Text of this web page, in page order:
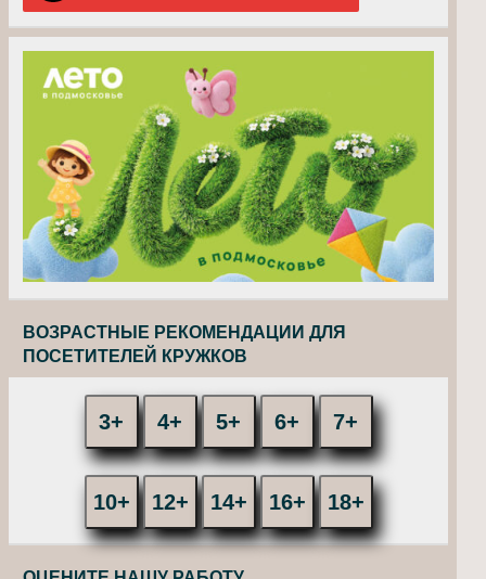
ВОЗРАСТНЫЕ РЕКОМЕНДАЦИИ ДЛЯ
ПОСЕТИТЕЛЕЙ КРУЖКОВ
3+ 4+ 5+ 6+ 7+
10+ 12+ 14+ 16+ 18+